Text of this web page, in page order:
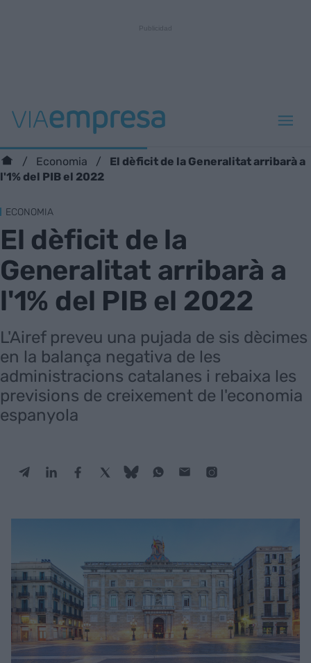
Economia
El dèficit de la Generalitat arribarà a
l'1% del PIB el 2022
ECONOMIA
El dèficit de la
Generalitat arribarà a
l'1% del PIB el 2022
L'Airef preveu una pujada de sis dècimes
en la balança negativa de les
administracions catalanes i rebaixa les
previsions de creixement de l'economia
espanyola